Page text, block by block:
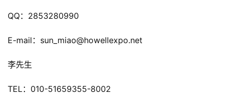
3
游
茶
QQ：2853280990
E-mail：sun_miao@howellexpo.net
李先生
TEL：010-51659355-8002